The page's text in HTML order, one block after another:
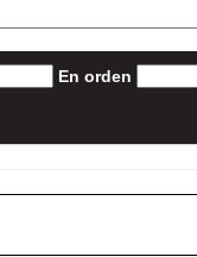
En orden